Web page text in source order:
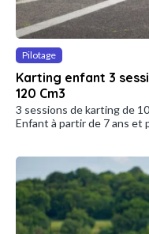
Pilotage
Karting enfant 3
120 Cm3
3 sessions de karting de
Enfant à partir de 7 ans et